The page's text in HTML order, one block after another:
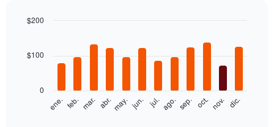
with
siguiente
ene. feb. mar. abr.may. jun. jul. ago. sep. oct. nov. dic.
0
$100
$200